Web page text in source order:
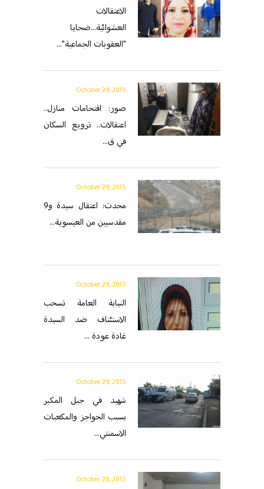
الاعتقالات
العشوائية...ضحايا
"العقوبات الجماعية"...
October 29, 2015
صور: اقتحامات منازل..
اعتقالات.. ترويع السكان
في ق...
October 29, 2015
محدث: اعتقال سيدة و9
مقدسيين من العيسوية...
October 29, 2015
النيابة العامة تسحب
الاستئناف ضد السيدة
غادة عودة ...
October 29, 2015
شهيد في جبل المكبر
بسبب الحواجز والمكعبات
الاسمنتي...
October 28, 2015